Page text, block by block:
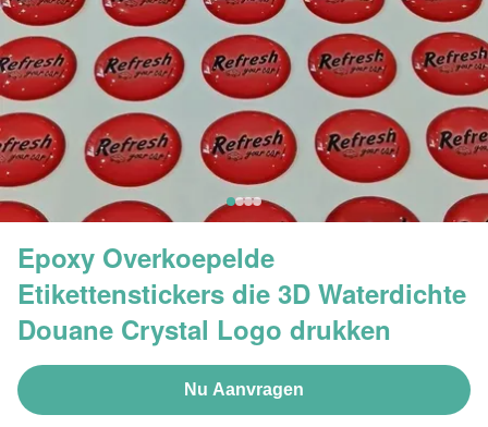
Epoxy Overkoepelde
Etikettenstickers die 3D Waterdichte
Douane Crystal Logo drukken
Nu Aanvragen